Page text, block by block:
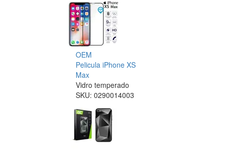
OEM
Pelicula iPhone XS
Max
Vidro temperado
SKU: 0290014003